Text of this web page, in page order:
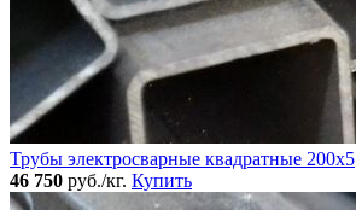
Трубы электросварные квадратные 200x5
46 750 руб./кг. Купить